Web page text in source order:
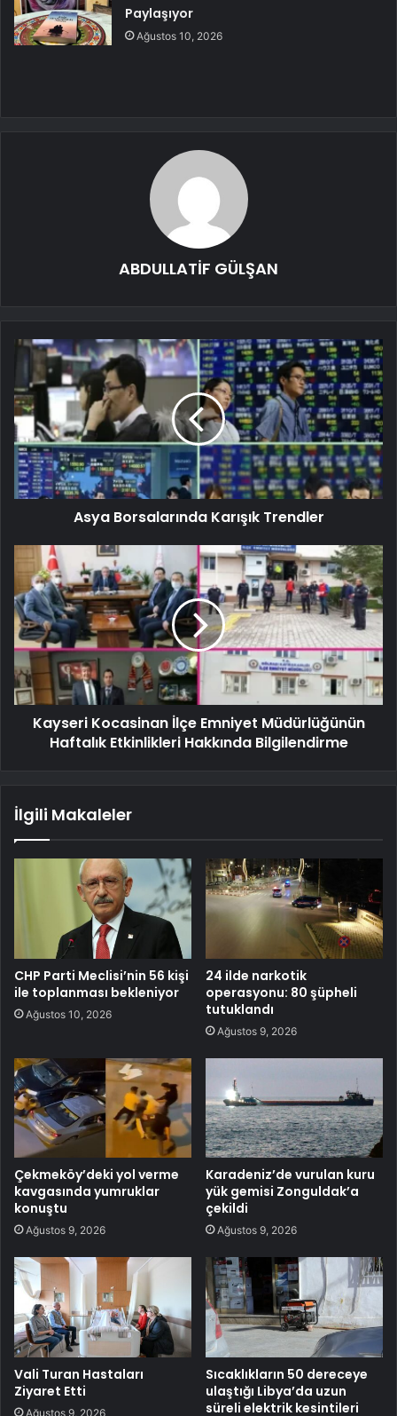
Paylaşıyor
Ağustos 10, 2026
ABDULLATİF GÜLŞAN
Asya Borsalarında Karışık Trendler
Kayseri Kocasinan İlçe Emniyet Müdürlüğünün
Haftalık Etkinlikleri Hakkında Bilgilendirme
İlgili Makaleler
CHP Parti Meclisi’nin 56 kişi
ile toplanması bekleniyor
Ağustos 10, 2026
24 ilde narkotik
operasyonu: 80 şüpheli
tutuklandı
Ağustos 9, 2026
Çekmeköy’deki yol verme
kavgasında yumruklar
konuştu
Ağustos 9, 2026
Karadeniz’de vurulan kuru
yük gemisi Zonguldak’a
çekildi
Ağustos 9, 2026
Vali Turan Hastaları
Ziyaret Etti
Ağustos 9, 2026
Sıcaklıkların 50 dereceye
ulaştığı Libya’da uzun
süreli elektrik kesintileri